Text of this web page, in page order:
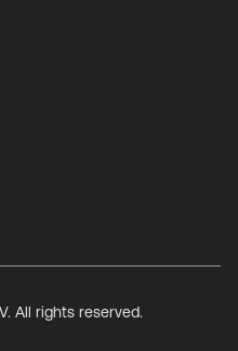
All rights reserved.
best mogelijke ervaring te
om het
om de website
Alles accepteren